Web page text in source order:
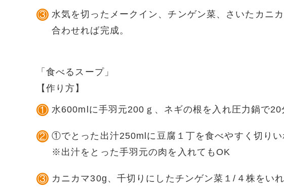
水気を切ったメークイン、チンゲン菜、さいたカニ
合わせれば完成。
「食べるスープ」
【作り方】
水600mlに手羽元200ｇ、ネギの根を入れ圧力鍋で20
①でとった出汁250mlに豆腐１丁を食べやすく切りい
※出汁をとった手羽元の肉を入れてもOK
カニカマ30g、千切りにしたチンゲン菜１/４株をいれ